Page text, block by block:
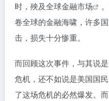
时，殃及全球金融市场
卷全球的金融海啸，许多
击，损失十分惨重。
而回顾这次事件，与其说
危机，还不如说是美国国
了这场危机的必然爆发。